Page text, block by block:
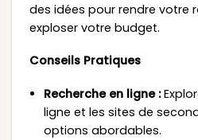
des idées pour rendre votre
exploser votre budget.
Conseils Pratiques
Recherche en ligne :
ligne et les sites de
options abordables.